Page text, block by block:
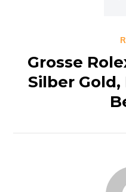
Grosse
Silber